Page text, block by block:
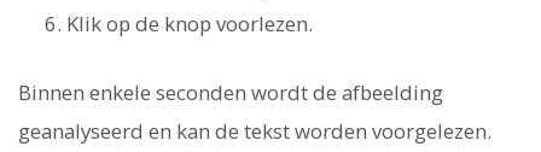
Klik op de knop voorlezen.
Binnen enkele seconden wordt de afbeelding
geanalyseerd en kan de tekst worden voorgelezen.